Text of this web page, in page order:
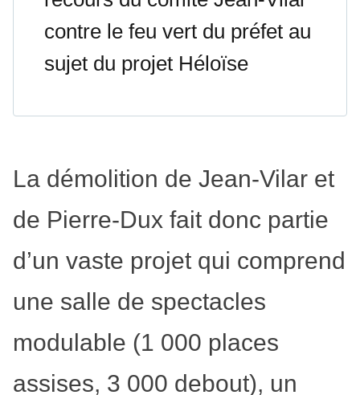
contre le feu vert du préfet au
sujet du projet Héloïse
La démolition de Jean-Vilar et
de Pierre-Dux fait donc partie
d’un vaste projet qui comprend
une salle de spectacles
modulable (1 000 places
assises, 3 000 debout), un